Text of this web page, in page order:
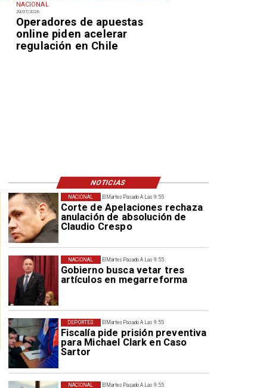
NACIONAL
29/07/2026
Operadores de apuestas
online piden acelerar
regulación en Chile
El Martes Pasado A Las 9:55
Corte de Apelaciones rechaza
anulación de absolución de
Claudio Crespo
NACIONAL
El Martes Pasado A Las 9:55
Gobierno busca vetar tres
artículos en megarreforma
NACIONAL
El Martes Pasado A Las 9:55
Fiscalía pide prisión preventiva
para Michael Clark en Caso
Sartor
DEPORTES
El Martes Pasado A Las 9:55
NACIONAL
NOTICIAS